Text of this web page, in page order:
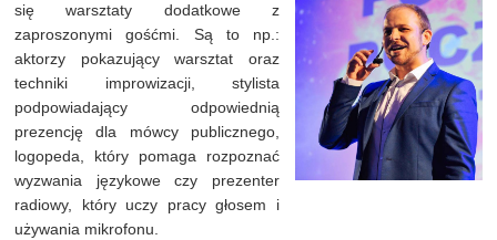
się warsztaty dodatkowe z
zaproszonymi gośćmi. Są to np.:
aktorzy pokazujący warsztat oraz
techniki improwizacji, stylista
podpowiadający odpowiednią
prezencję dla mówcy publicznego,
logopeda, który pomaga rozpoznać
wyzwania językowe czy prezenter
radiowy, który uczy pracy głosem i
używania mikrofonu.